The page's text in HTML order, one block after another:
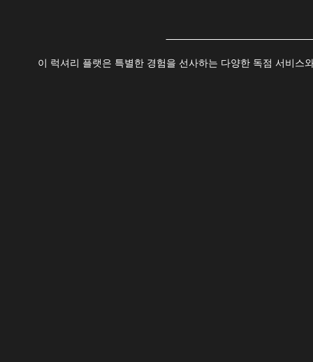
이 럭셔리 플랫은 특별한 경험을 선사하는 다양한 독점 서비스